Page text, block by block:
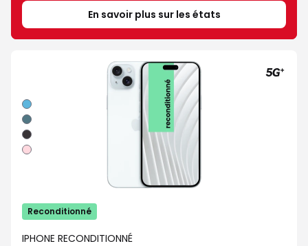
En savoir plus sur les états
Bleu
Vert
Noir
Rose
Reconditionné
IPHONE RECONDITIONNÉ